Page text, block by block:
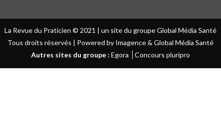
La Revue du Praticien © 2021 | un site du groupe Global Média Santé
Tous droits réservés | Powered by Imagence & Global Média Santé
Autres sites du groupe : Egora Concours pluripro